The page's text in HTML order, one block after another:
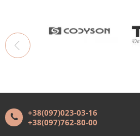
+38(097)023-03-16
+38(097)762-80-00